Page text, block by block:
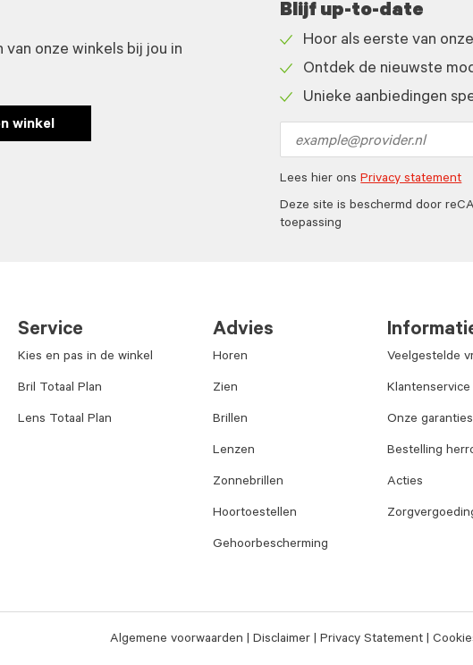
onze winkels bij jou in
winkel
Blijf up-to-date
icon
Hoor als eerste van
icon
Ontdek de nieuwste
Unieke aanbiedingen
address
Lees hier onsPrivacy statement
Deze site is beschermd door
toepassing
Service
Kies en pas in de winkel
Bril Totaal Plan
Lens Totaal Plan
Advies
Horen
Zien
Brillen
Lenzen
Zonnebrillen
Hoortoestellen
Gehoorbescherming
Veelgestelde
Klantenservice
Onze garanties
Bestelling
Acties
Algemene voorwaarden Disclaimer Privacy Statement